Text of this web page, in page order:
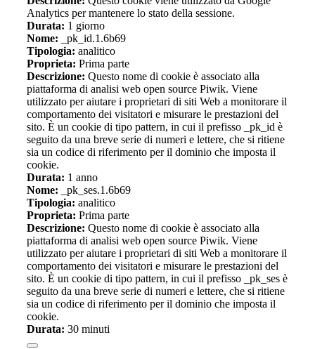
Analytics per mantenere lo stato della sessione.
Durata: 1 giorno
Nome: _pk_id.1.6b69
Tipologia: analitico
Proprieta: Prima parte
Descrizione: Questo nome di cookie è associato alla
piattaforma di analisi web open source Piwik. Viene
utilizzato per aiutare i proprietari di siti Web a monitorare il
comportamento dei visitatori e misurare le prestazioni del
sito. È un cookie di tipo pattern, in cui il prefisso _pk_id è
seguito da una breve serie di numeri e lettere, che si ritiene
sia un codice di riferimento per il dominio che imposta il
cookie.
Durata: 1 anno
Nome: _pk_ses.1.6b69
Tipologia: analitico
Proprieta: Prima parte
Descrizione: Questo nome di cookie è associato alla
piattaforma di analisi web open source Piwik. Viene
utilizzato per aiutare i proprietari di siti Web a monitorare il
comportamento dei visitatori e misurare le prestazioni del
sito. È un cookie di tipo pattern, in cui il prefisso _pk_ses è
seguito da una breve serie di numeri e lettere, che si ritiene
sia un codice di riferimento per il dominio che imposta il
cookie.
Durata: 30 minuti